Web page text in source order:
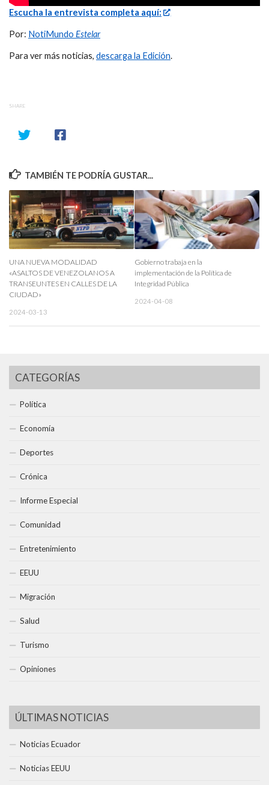
Escucha la entrevista completa aquí:
Por: NotiMundo Estelar
Para ver más noticias, descarga la Edición.
SHARE
TAMBIÉN TE PODRÍA GUSTAR...
UNA NUEVA MODALIDAD
«ASALTOS DE VENEZOLANOS A
TRANSEUNTES EN CALLES DE LA
CIUDAD»
2024-03-13
Gobierno trabaja en la
implementación de la Política de
Integridad Pública
2024-04-08
CATEGORÍAS
Política
Economía
Deportes
Crónica
Informe Especial
Comunidad
Entretenimiento
EEUU
Migración
Salud
Turismo
Opiniones
ÚLTIMAS NOTICIAS
Noticias Ecuador
Noticias EEUU